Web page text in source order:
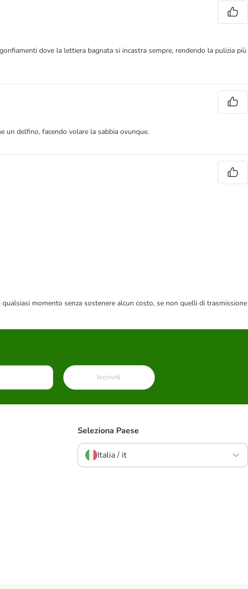
dove la lettiera bagnata si incastra sempre, rendendo la pulizia più
un delfino, facendo volare la sabbia ovunque.
momento senza sostenere alcun costo, se non quelli di trasmissione
Iscriviti
Seleziona Paese
Italia / it